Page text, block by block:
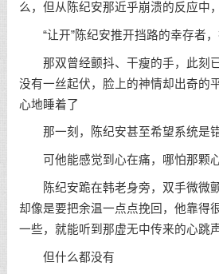
么，但从陈纪安那近乎崩溃的反应中
“让开”陈纪安推开挡路的幸存者，
那双曾经颤抖、干瘦的手，此刻
没有一丝起伏，脸上的神情却出奇的
心地睡着了
那一刻，陈纪安甚至希望系统是
可他能感觉到心在痛，哪怕那颗
陈纪安跪在韩老身旁，双手微微颤
却像是要把余温一点点挽回，他靠得
一些，就能听到那虚无中传来的心跳
但什么都没有